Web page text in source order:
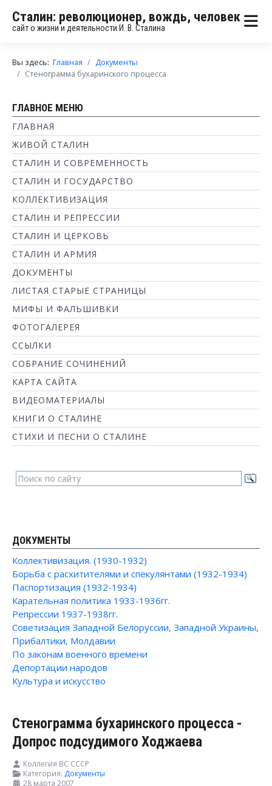
Сталин: революционер, вождь, человек
сайт о жизни и деятельности И. В. Сталина
Вы здесь: Главная
Документы
Стенограмма бухаринского процесса
ГЛАВНОЕ МЕНЮ
ГЛАВНАЯ
ЖИВОЙ СТАЛИН
СТАЛИН И СОВРЕМЕННОСТЬ
СТАЛИН И ГОСУДАРСТВО
КОЛЛЕКТИВИЗАЦИЯ
СТАЛИН И РЕПРЕССИИ
СТАЛИН И ЦЕРКОВЬ
СТАЛИН И АРМИЯ
ДОКУМЕНТЫ
ЛИСТАЯ СТАРЫЕ СТРАНИЦЫ
МИФЫ И ФАЛЬШИВКИ
ФОТОГАЛЕРЕЯ
ССЫЛКИ
СОБРАНИЕ СОЧИНЕНИЙ
КАРТА САЙТА
ВИДЕОМАТЕРИАЛЫ
КНИГИ О СТАЛИНЕ
СТИХИ И ПЕСНИ О СТАЛИНЕ
ДОКУМЕНТЫ
Коллективизация. (1930-1932)
Борьба с расхитителями и спекулянтами (1932-1934)
Паспортизация (1932-1934)
Карательная политика 1933-1936гг.
Репрессии 1937-1938гг.
Советизация Западной Белоруссии, Западной Украины,
Прибалтики, Молдавии
По законам военного времени
Депортации народов
Культура и искусство
Стенограмма бухаринского процесса -
Допрос подсудимого Ходжаева
Коллегия ВС СССР
Категория: Документы
28 марта 2007